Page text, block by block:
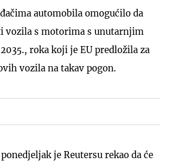
automobila omogućilo da
vozila s motorima s unutarnjim
roka koji je EU predložila za
vozila na takav pogon.
je Reutersu rekao da će